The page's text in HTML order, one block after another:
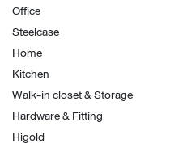
Office
Steelcase
Home
Kitchen
Walk-in closet & Storage
Hardware & Fitting
Higold